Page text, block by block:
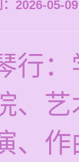
：2026-05-
行
、
、